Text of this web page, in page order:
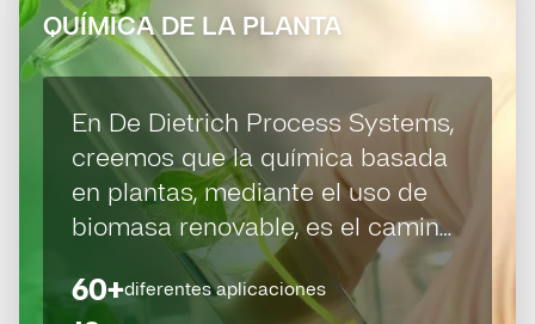
QUÍMICA DE LA PLANTA
En De Dietrich Process Systems,
creemos que la química basada
en plantas, mediante el uso de
biomasa renovable, es el camino
hacia una economía sostenible y
eco-responsable.
60+diferentes aplicaciones